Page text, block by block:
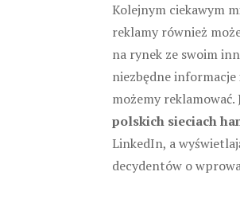
Kolejnym ciekawym
reklamy również
na rynek ze swoim
niezbędne
możemy
polskich sieciach
LinkedIn, a
decydentów o